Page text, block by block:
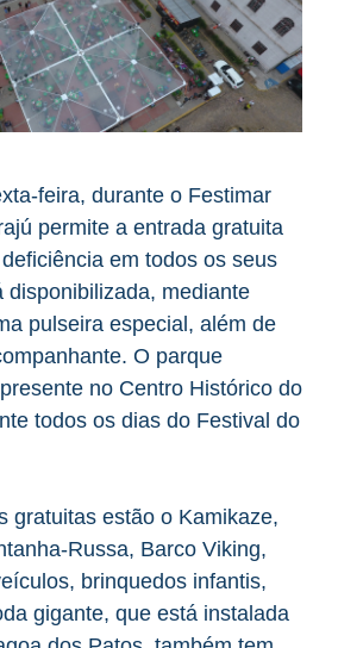
feira, durante o Festimar
permite a entrada gratuita
em todos os seus
disponibilizada, mediante
pulseira especial, além de
O parque
no Centro Histórico do
todos os dias do Festival do
gratuitas estão o Kamikaze,
Russa, Barco Viking,
brinquedos infantis,
gigante, que está instalada